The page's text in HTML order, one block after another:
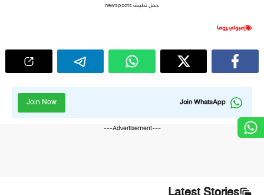
حمل تطبيق newspoots
إمبولي,روما
Join WhatsApp
Join Now
---Advertisement---